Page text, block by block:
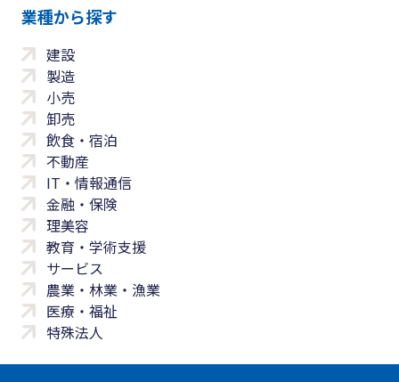
業種から探す
建設
製造
小売
卸売
飲食・宿泊
不動産
IT・情報通信
金融・保険
理美容
教育・学術支援
サービス
農業・林業・漁業
医療・福祉
特殊法人